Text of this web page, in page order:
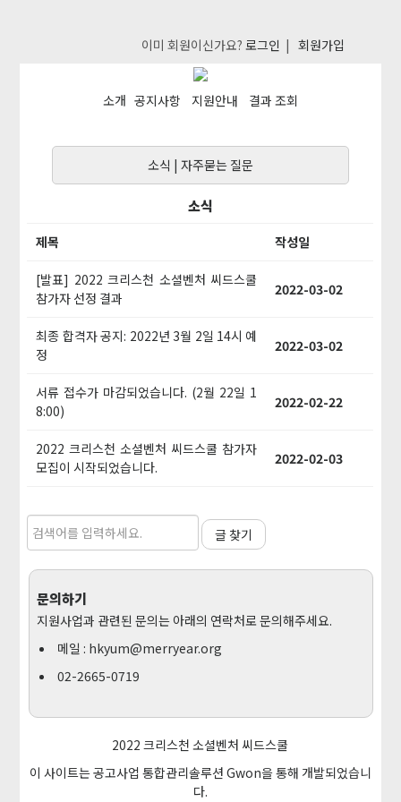
이미 회원이신가요?로그인 |회원가입
소개 공지사항 지원안내 결과 조회
소식 | 자주묻는 질문
소식
제목 작성일
[발표] 2022 크리스천 소셜벤처 씨드스쿨
참가자 선정 결과
2022-03-02
최종 합격자 공지: 2022년 3월 2일 14시 예
정
2022-03-02
서류 접수가 마감되었습니다. (2월 22일 1
8:00)
2022-02-22
2022 크리스천 소셜벤처 씨드스쿨 참가자
모집이 시작되었습니다.
2022-02-03
글 찾기
문의하기
지원사업과 관련된 문의는 아래의 연락처로 문의해주세요.
메일 : hkyum@merryear.org
02-2665-0719
2022 크리스천 소셜벤처 씨드스쿨
이 사이트는 공고사업 통합관리솔루션 Gwon을 통해 개발되었습니
다.